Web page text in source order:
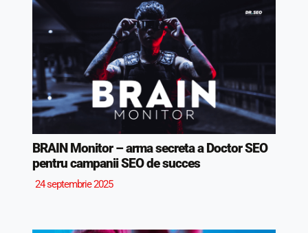
BRAIN Monitor – arma secreta a Doctor SEO
pentru campanii SEO de succes
24 septembrie 2025